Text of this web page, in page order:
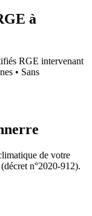
à
RGE intervenant
• Sans
de votre
n°2020-912).